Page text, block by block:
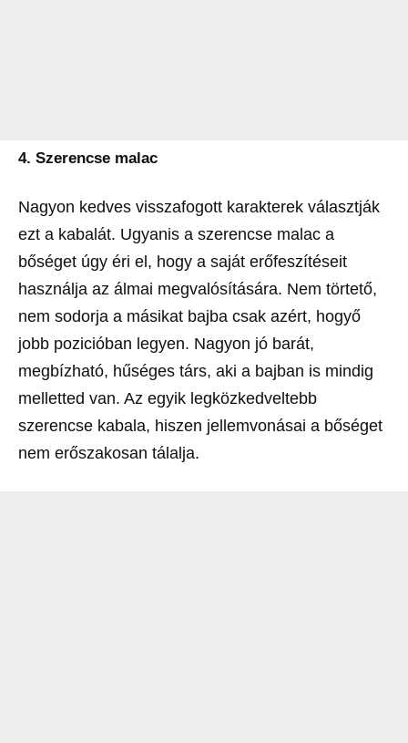
4. Szerencse malac
Nagyon kedves visszafogott karakterek választják
ezt a kabalát. Ugyanis a szerencse malac a
bőséget úgy éri el, hogy a saját erőfeszítéseit
használja az álmai megvalósítására. Nem törtető,
nem sodorja a másikat bajba csak azért, hogyő
jobb pozicióban legyen. Nagyon jó barát,
megbízható, hűséges társ, aki a bajban is mindig
melletted van. Az egyik legközkedveltebb
szerencse kabala, hiszen jellemvonásai a bőséget
nem erőszakosan tálalja.